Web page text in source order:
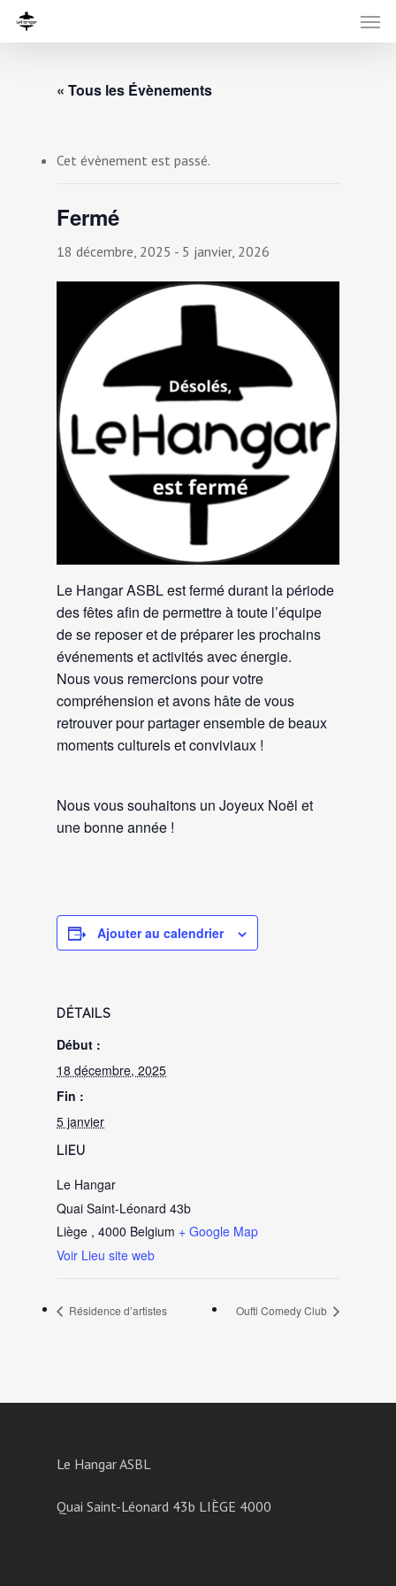
« Tous les Évènements
Cet évènement est passé.
Fermé
18 décembre, 2025 - 5 janvier, 2026
Le Hangar ASBL est fermé durant la période
des fêtes afin de permettre à toute l’équipe
de se reposer et de préparer les prochains
événements et activités avec énergie.
Nous vous remercions pour votre
compréhension et avons hâte de vous
retrouver pour partager ensemble de beaux
moments culturels et conviviaux !
Nous vous souhaitons un Joyeux Noël et
une bonne année !
Ajouter au calendrier
DÉTAILS
Début :
18 décembre, 2025
Fin :
5 janvier
LIEU
Le Hangar
Quai Saint-Léonard 43b
Liège , 4000 Belgium + Google Map
Voir Lieu site web
Résidence d’artistes Oufti Comedy Club
Le Hangar ASBL
Quai Saint-Léonard 43b LIÈGE 4000